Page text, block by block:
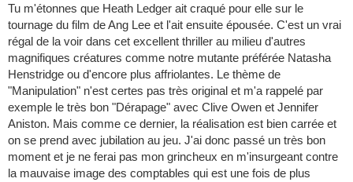
Tu m'étonnes que Heath Ledger ait craqué pour elle sur le
tournage du film de Ang Lee et l'ait ensuite épousée. C'est un vrai
régal de la voir dans cet excellent thriller au milieu d'autres
magnifiques créatures comme notre mutante préférée Natasha
Henstridge ou d'encore plus affriolantes. Le thème de
"Manipulation" n'est certes pas très original et m'a rappelé par
exemple le très bon "Dérapage" avec Clive Owen et Jennifer
Aniston. Mais comme ce dernier, la réalisation est bien carrée et
on se prend avec jubilation au jeu. J'ai donc passé un très bon
moment et je ne ferai pas mon grincheux en m'insurgeant contre
la mauvaise image des comptables qui est une fois de plus